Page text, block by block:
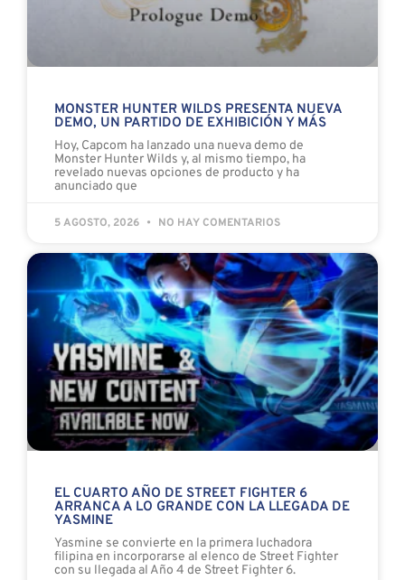
MONSTER HUNTER WILDS PRESENTA NUEVA
DEMO, UN PARTIDO DE EXHIBICIÓN Y MÁS
Hoy, Capcom ha lanzado una nueva demo de
Monster Hunter Wilds y, al mismo tiempo, ha
revelado nuevas opciones de producto y ha
anunciado que
5 AGOSTO, 2026 NO HAY COMENTARIOS
EL CUARTO AÑO DE STREET FIGHTER 6
ARRANCA A LO GRANDE CON LA LLEGADA DE
YASMINE
Yasmine se convierte en la primera luchadora
filipina en incorporarse al elenco de Street Fighter
con su llegada al Año 4 de Street Fighter 6.